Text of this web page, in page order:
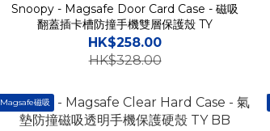
Snoopy - Magsafe Door Card Case - 磁吸
翻蓋插卡槽防撞手機雙層保護殼 TY
HK$258.00
HK$328.00
Magsafe磁吸